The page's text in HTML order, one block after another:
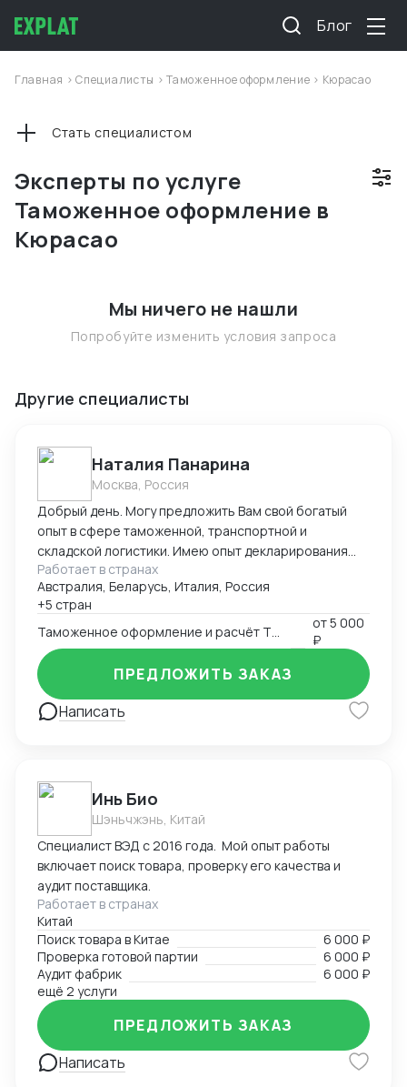
Блог
Главная >Специалисты >Таможенное оформление > Кюрасао
Эксперты по услуге
Таможенное оформление в
Кюрасао
Стать специалистом
Мы ничего не нашли
Попробуйте изменить условия запроса
Другие специалисты
Наталия Панарина
Москва, Россия
Добрый день. Могу предложить Вам свой богатый
опыт в сфере таможенной, транспортной и
складской логистики. Имею опыт декларирования
парфюмерно-косметической продукции с 2016-ого
года. Работаю в программе Альта-ГТД, Заполнитель.
На протяжении всей своей деятельности связана с
получением разрешительной документации,
документооборотом в области таможенной и
транспортной логистики, сотрудничеством с
иностранными поставщиками и закупкой товара.
Занимаюсь оптимизацией складских запасов и
косметической продукции. С уважением, Наталия
Панарина +7 (929) 651-08-51
Работает в странах
Австралия, Беларусь, Италия, Россия
+5 стран
от5 000
₽
Написать
ПРЕДЛОЖИТЬ ЗАКАЗ
Инь Био
Шэньчжэнь, Китай
Специалист ВЭД с 2016 года. Мой опыт работы
включает поиск товара, проверку его качества и
аудит поставщика.
Работает в странах
Китай
Поиск товара в Китае
6 000 ₽
Проверка готовой партии
6 000 ₽
Аудит фабрик
6 000 ₽
ещё 2 услуги
Написать
ПРЕДЛОЖИТЬ ЗАКАЗ